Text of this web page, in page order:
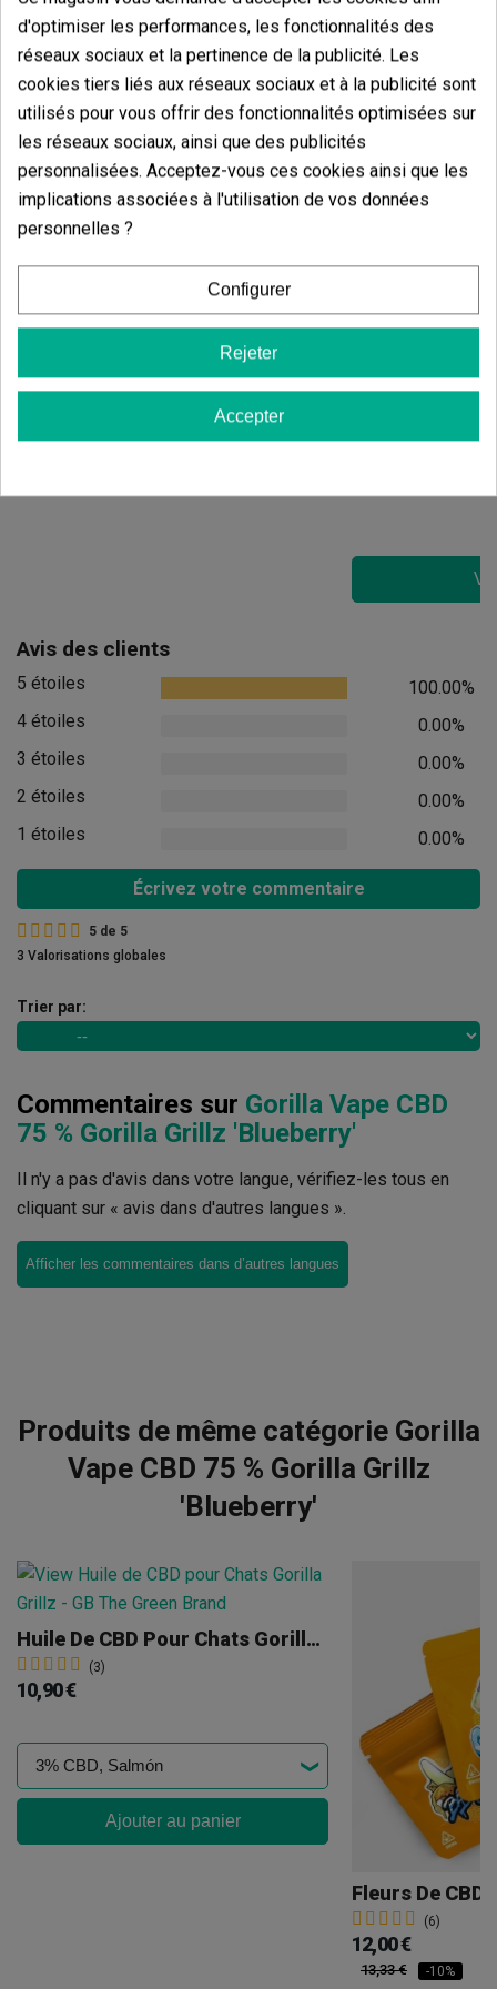
Vous aimerez aussi
Moroccan Mint CBD Harmony E-Liquid
(6)
5,75 €
Ajouter au panier
24,90 €
Avis des clients
5 étoiles
100.00%
4 étoiles
0.00%
3 étoiles
0.00%
2 étoiles
0.00%
1 étoiles
0.00%
Écrivez votre commentaire
5 de 5
3 Valorisations globales
Trier par:
Commentaires sur Gorilla Vape CBD
75 % Gorilla Grillz 'Blueberry'
Il n'y a pas d'avis dans votre langue, vérifiez-les tous en
cliquant sur « avis dans d'autres langues ».
Afficher les commentaires dans d’autres langues
Produits de même catégorie Gorilla
Vape CBD 75 % Gorilla Grillz
'Blueberry'
Huile De CBD Pour Chats Gorilla Grillz
(3)
10,90 €
Ajouter au panier
Fleurs De
(6)
12,00 €
13,33 € -10%
d'optimiser les performances, les fonctionnalités des
réseaux sociaux et la pertinence de la publicité. Les
cookies tiers liés aux réseaux sociaux et à la publicité sont
utilisés pour vous offrir des fonctionnalités optimisées sur
les réseaux sociaux, ainsi que des publicités
personnalisées. Acceptez-vous ces cookies ainsi que les
implications associées à l'utilisation de vos données
personnelles ?
Configurer
Rejeter
Accepter